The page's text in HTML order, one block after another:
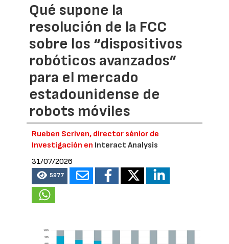
Qué supone la
resolución de la FCC
sobre los “dispositivos
robóticos avanzados”
para el mercado
estadounidense de
robots móviles
Rueben Scriven, director sénior de
Investigación en Interact Analysis
31/07/2026
5977